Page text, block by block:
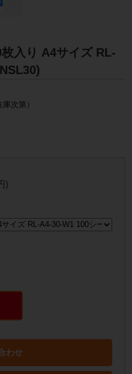
入り A4サイズ RL-
次第）
)
わせ